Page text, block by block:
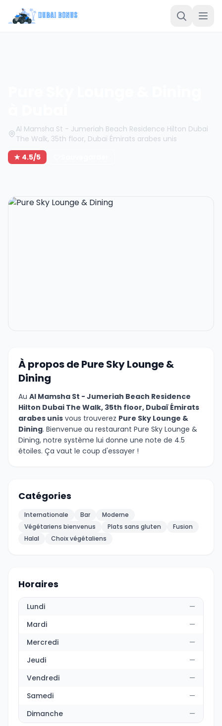
Al Mamsha St - Jumeriah Beach Residence Hilton Dubai
The Walk, 35th floor, Dubaï Émirats arabes unis
★ 4.5/5
À propos de Pure Sky Lounge &
Dining
Au Al Mamsha St - Jumeriah Beach Residence
Hilton Dubai The Walk, 35th floor, Dubaï Émirats
arabes unis vous trouverez Pure Sky Lounge &
Dining. Bienvenue au restaurant Pure Sky Lounge &
Dining, notre système lui donne une note de 4.5
étoiles. Ça vaut le coup d'essayer !
Catégories
Internationale Bar
Moderne
Végétariens bienvenus
Plats sans gluten
Fusion
Halal
Choix végétaliens
Horaires
Lundi
—
Mardi
—
Mercredi
—
Jeudi
—
Vendredi
—
Samedi
—
Dimanche
—